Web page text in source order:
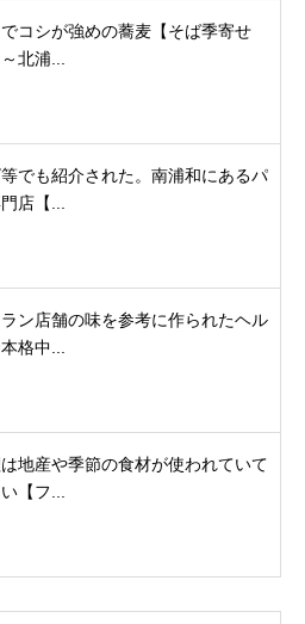
コシが強めの蕎麦【そば季寄せ
北浦...
でも紹介された。南浦和にあるパ
店【...
ラン店舗の味を参考に作られたヘル
格中...
地産や季節の食材が使われていて
【フ...